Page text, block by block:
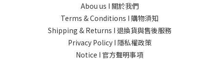
Abou us I 關於我們
Terms & Conditions I 購物須知
Shipping & Returns I 退換貨與售後服務
Privacy Policy I 隱私權政策
Notice I 官方聲明事項